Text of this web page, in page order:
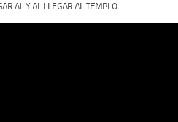
AL Y AL LLEGAR AL TEMPLO